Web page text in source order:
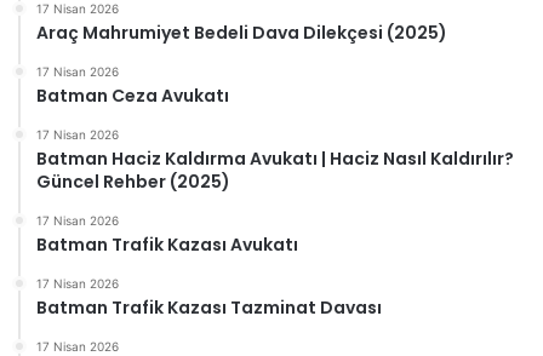
17 Nisan 2026
Araç Mahrumiyet Bedeli Dava Dilekçesi (2025)
17 Nisan 2026
Batman Ceza Avukatı
17 Nisan 2026
Batman Haciz Kaldırma Avukatı | Haciz Nasıl Kaldırılır?
Güncel Rehber (2025)
17 Nisan 2026
Batman Trafik Kazası Avukatı
17 Nisan 2026
Batman Trafik Kazası Tazminat Davası
17 Nisan 2026